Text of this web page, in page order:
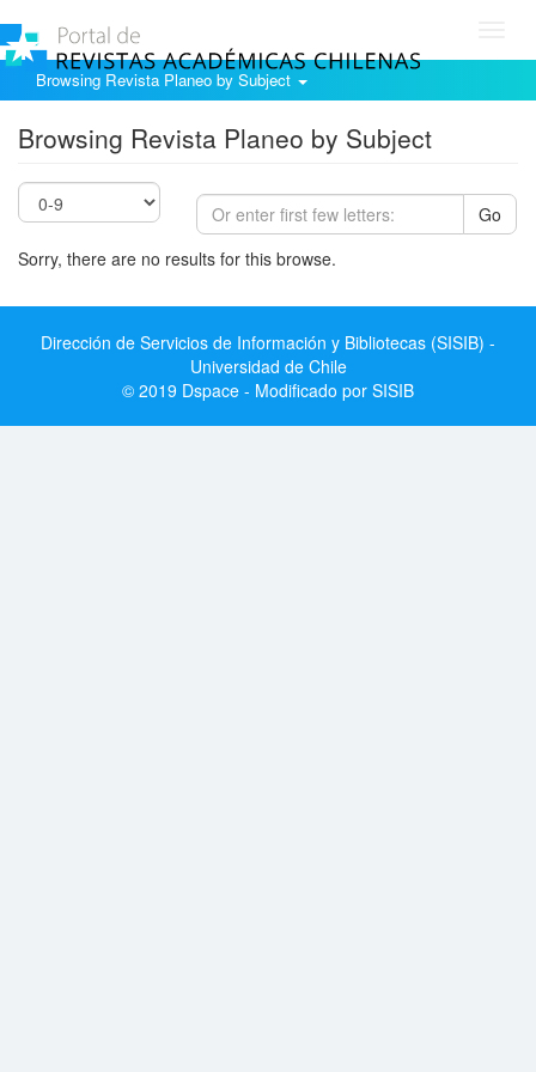
Browsing Revista Planeo by Subject
Browsing Revista Planeo by Subject
Go
Sorry, there are no results for this browse.
Dirección de Servicios de Información y Bibliotecas (SISIB) -
Universidad de Chile
© 2019 Dspace - Modificado por SISIB